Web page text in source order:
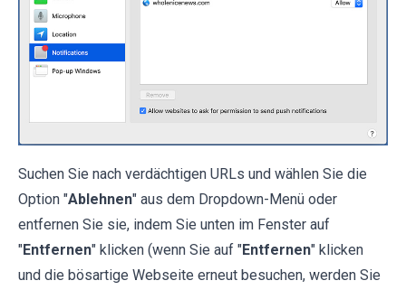
Suchen Sie nach verdächtigen URLs und wählen Sie die
Option "Ablehnen" aus dem Dropdown-Menü oder
entfernen Sie sie, indem Sie unten im Fenster auf
"Entfernen" klicken (wenn Sie auf "Entfernen" klicken
und die bösartige Webseite erneut besuchen, werden Sie